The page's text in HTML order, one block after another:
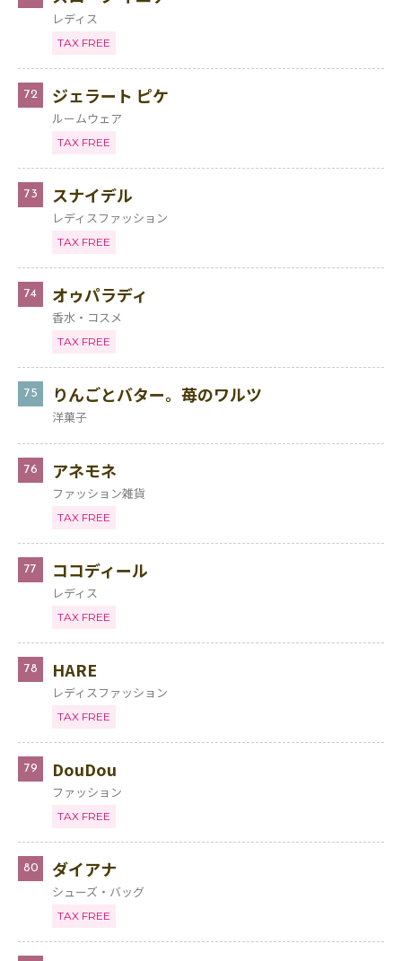
レディス
TAX FREE
72 ジェラート ピケ
ルームウェア
TAX FREE
73 スナイデル
レディスファッション
TAX FREE
74 オゥパラディ
香水・コスメ
TAX FREE
75 りんごとバター。苺のワルツ
洋菓子
76 アネモネ
ファッション雑貨
TAX FREE
77 ココディール
レディス
TAX FREE
78 HARE
レディスファッション
TAX FREE
79 DouDou
ファッション
TAX FREE
80 ダイアナ
シューズ・バッグ
TAX FREE